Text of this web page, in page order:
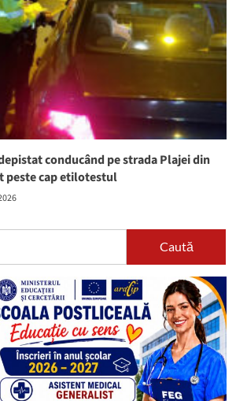
conducând pe strada Plajei din
peste cap etilotestul